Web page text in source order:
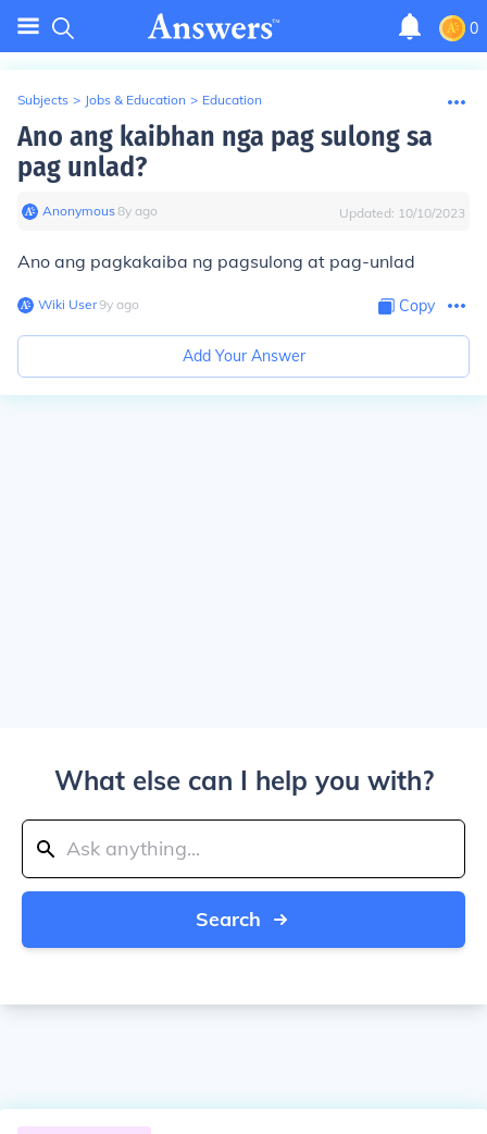
0
Subjects > Jobs & Education > Education
Ano ang kaibhan nga pag sulong sa
pag unlad?
Anonymous∙8y ago Updated: 10/10/2023
Ano ang pagkakaiba ng pagsulong at pag-unlad
Wiki User∙9y ago Copy
Add Your Answer
What else can I help you with?
Search